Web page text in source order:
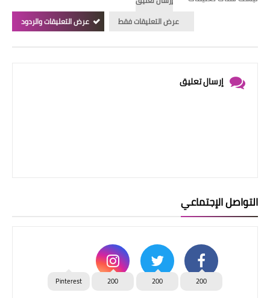
عرض التعليقات فقط
عرض التعليقات والردود
إرسال تعليق
التواصل الإجتماعي
200
200
200
Pinterest